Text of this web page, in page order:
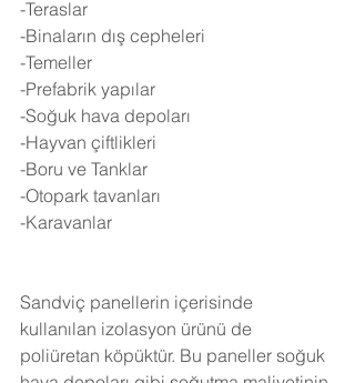
-Teraslar
-Binaların dış cepheleri
-Temeller
-Prefabrik yapılar
-Soğuk hava depoları
-Hayvan çiftlikleri
-Boru ve Tanklar
-Otopark tavanları
-Karavanlar
Sandviç panellerin içerisinde
kullanılan izolasyon ürünü de
poliüretan köpüktür. Bu paneller soğuk